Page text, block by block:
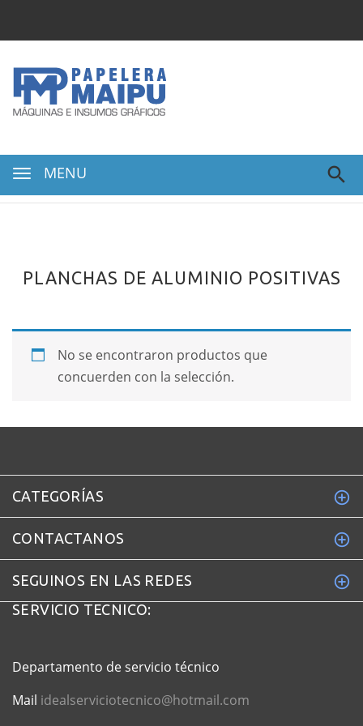
MENU
PLANCHAS DE ALUMINIO POSITIVAS
No se encontraron productos que
concuerden con la selección.
CATEGORÍAS
CONTACTANOS
SEGUINOS EN LAS REDES
SERVICIO TECNICO:
Departamento de servicio técnico
Mail idealserviciotecnico@hotmail.com